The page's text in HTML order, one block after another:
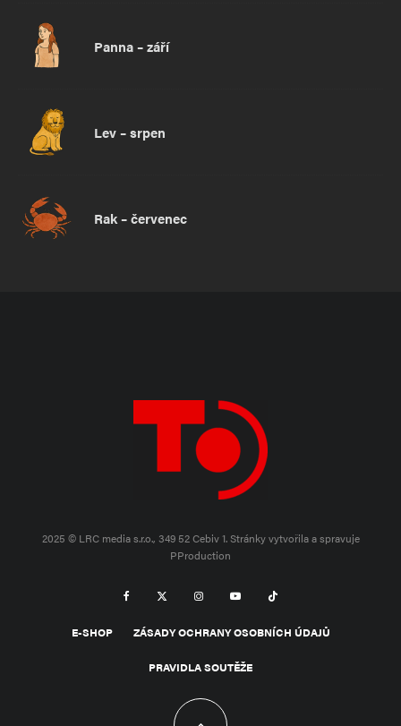
Panna – září
Lev – srpen
Rak – červenec
2025 © LRC media s.r.o., 349 52 Cebiv 1.Stránky vytvořila a spravuje
PProduction
E-SHOP ZÁSADY OCHRANY OSOBNÍCH ÚDAJŮ
PRAVIDLA SOUTĚŽE